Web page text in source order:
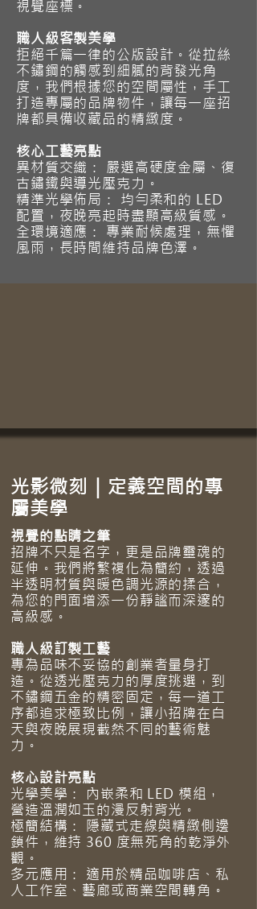
視覺座標。
職人級客製美學
拒絕千篇一律的公版設計。從拉絲
不鏽鋼的觸感到細膩的背發光角
度，我們根據您的空間屬性，手工
打造專屬的品牌物件，讓每一座招
牌都具備收藏品的精緻度。
核心工藝亮點
異材質交織： 嚴選高硬度金屬、復
古鏽鐵與導光壓克力。
精準光學佈局： 均勻柔和的 LED
配置，夜晚亮起時盡顯高級質感。
全環境適應： 專業耐候處理，無懼
風雨，長時間維持品牌色澤。
光影微刻｜定義空間的專
屬美學
視覺的點睛之筆
招牌不只是名字，更是品牌靈魂的
延伸。我們將繁複化為簡約，透過
半透明材質與暖色調光源的揉合，
為您的門面增添一份靜謐而深邃的
高級感。
職人級訂製工藝
專為品味不妥協的創業者量身打
造。從透光壓克力的厚度挑選，到
不鏽鋼五金的精密固定，每一道工
序都追求極致比例，讓小招牌在白
天與夜晚展現截然不同的藝術魅
力。
核心設計亮點
光學美學： 內嵌柔和 LED 模組，
營造溫潤如玉的漫反射背光。
極簡結構： 隱藏式走線與精緻側邊
鎖件，維持 360 度無死角的乾淨外
觀。
多元應用： 適用於精品咖啡店、私
人工作室、藝廊或商業空間轉角。